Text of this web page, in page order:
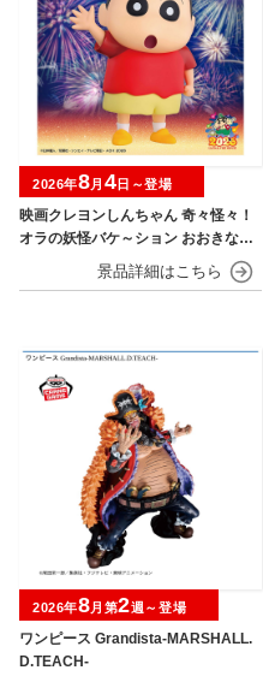
映画クレヨンしんちゃん 奇々怪々！
オラの妖怪バケ～ション おおきなSO
FVIMATES～野原しんのすけ～
2026年8月 4日～登場
ワンピース Grandista-MARSHALL.
D.TEACH-
2026年8月第2週～登場